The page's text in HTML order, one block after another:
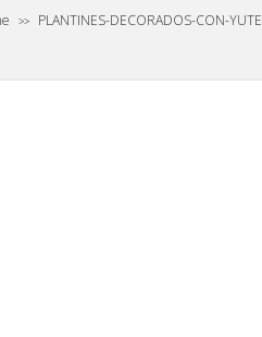
>> PLANTINES-DECORADOS-CON-YUTE